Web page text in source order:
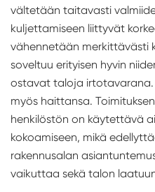
vältetään taitavasti
kuljettamiseen liittyvät
vähennetään merkittävästi
soveltuu erityisen hyvin
ostavat taloja irtotavarana.
myös haittansa.
henkilöstön on käytettävä
kokoamiseen, mikä
rakennusalan
vaikuttaa sekä talon